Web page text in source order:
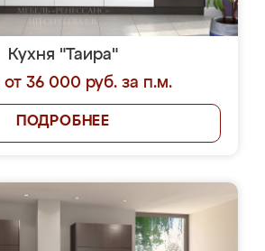
Кухня "Таира"
от 36 000 руб. за п.м.
ПОДРОБНЕЕ